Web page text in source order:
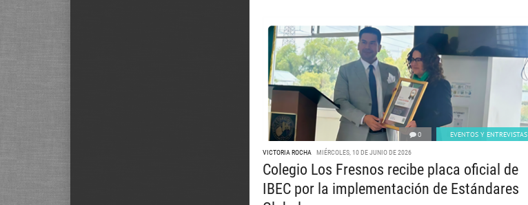
0 EVENTOS Y ENTREVISTAS
VICTORIA ROCHA MIÉRCOLES, 10 DE JUNIO DE 2026
Colegio Los Fresnos recibe placa oficial de
IBEC por la implementación de Estándares